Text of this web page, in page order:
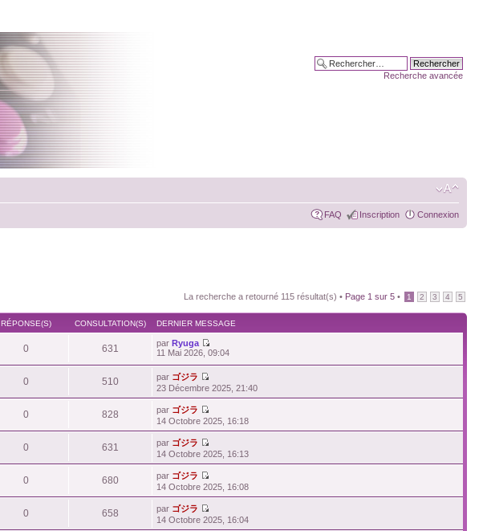
Recherche avancée
FAQ Inscription Connexion
La recherche a retourné 115 résultat(s) • Page 1 sur 5 • 1 2 3 4 5
RÉPONSE(S) CONSULTATION(S) DERNIER MESSAGE
0 631 parRyuga
11 Mai 2026, 09:04
0 510 par ゴジラ
23 Décembre 2025, 21:40
0 828 par ゴジラ
14 Octobre 2025, 16:18
0 631 par ゴジラ
14 Octobre 2025, 16:13
0 680 par ゴジラ
14 Octobre 2025, 16:08
0 658 par ゴジラ
14 Octobre 2025, 16:04